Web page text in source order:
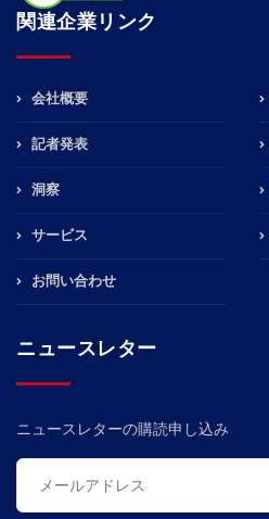
関連企業リンク
会社概要
記者発表
洞察
サービス
お問い合わせ
ニュースレター
ニュースレターの購読申し込み